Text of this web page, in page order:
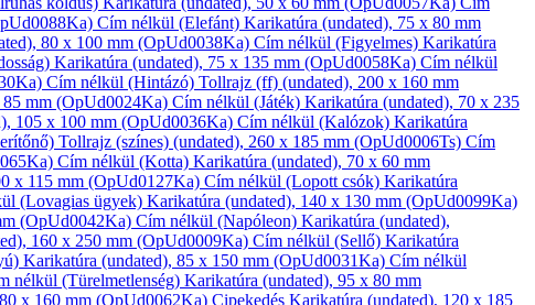
Cím nélkül (Elefánt) Karikatúra (undated), 75 x 80 mm
80 x 100 mm (OpUd0038Ka) Cím nélkül (Figyelmes) Karikatúra
Karikatúra (undated), 75 x 135 mm (OpUd0058Ka) Cím nélkül
Cím nélkül (Hintázó) Tollrajz (ff) (undated), 200 x 160 mm
85 mm (OpUd0024Ka) Cím nélkül (Játék) Karikatúra (undated), 70 x 235
105 x 100 mm (OpUd0036Ka) Cím nélkül (Kalózok) Karikatúra
Tollrajz (színes) (undated), 260 x 185 mm (OpUd0006Ts) Cím
Cím nélkül (Kotta) Karikatúra (undated), 70 x 60 mm
x 115 mm (OpUd0127Ka) Cím nélkül (Lopott csók) Karikatúra
(Lovagias ügyek) Karikatúra (undated), 140 x 130 mm (OpUd0099Ka)
(OpUd0042Ka) Cím nélkül (Napóleon) Karikatúra (undated),
160 x 250 mm (OpUd0009Ka) Cím nélkül (Sellő) Karikatúra
Karikatúra (undated), 85 x 150 mm (OpUd0031Ka) Cím nélkül
nélkül (Türelmetlenség) Karikatúra (undated), 95 x 80 mm
x 160 mm (OpUd0062Ka) Cipekedés Karikatúra (undated), 120 x 185